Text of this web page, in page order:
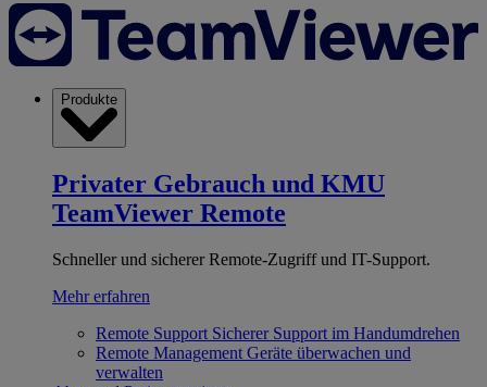
Produkte
Privater Gebrauch und KMU
TeamViewer Remote
Schneller und sicherer Remote-Zugriff und IT-Support.
Mehr erfahren
Remote Support Sicherer Support im Handumdrehen
Remote Management Geräte überwachen und
verwalten